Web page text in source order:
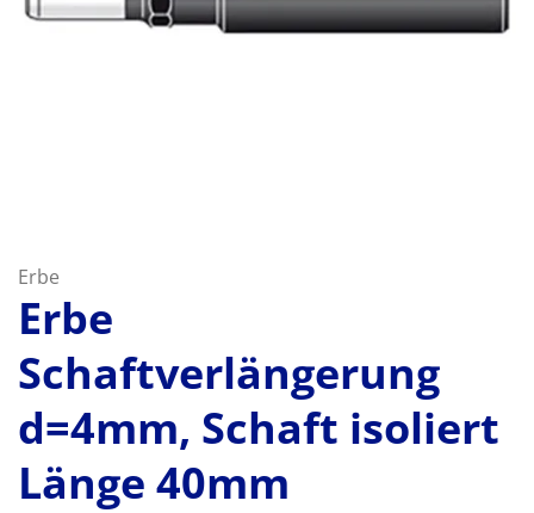
Erbe
Erbe
Schaftverlängerung
d=4mm, Schaft isoliert
Länge 40mm